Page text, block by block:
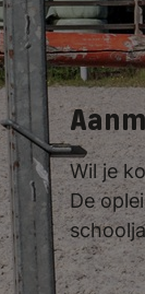
Wil je
De